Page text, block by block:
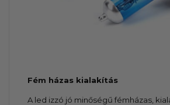
Fém házas kialakítás
A led izzó jó minőségű fémházas,